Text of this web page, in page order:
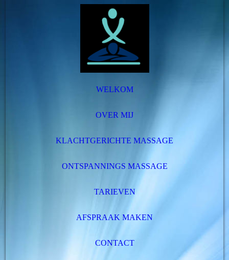
WELKOM
OVER MIJ
KLACHTGERICHTE MASSAGE
ONTSPANNINGS MASSAGE
TARIEVEN
AFSPRAAK MAKEN
CONTACT